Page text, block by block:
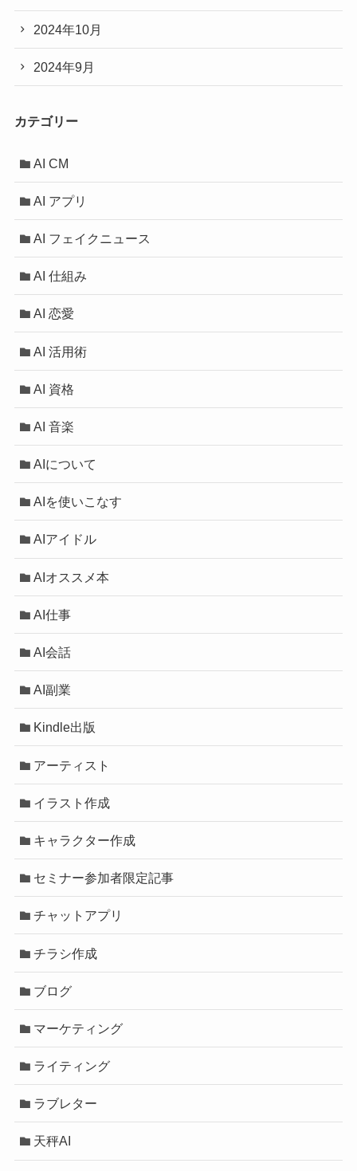
2024年10月
2024年9月
カテゴリー
AI CM
AI アプリ
AI フェイクニュース
AI 仕組み
AI 恋愛
AI 活用術
AI 資格
AI 音楽
AIについて
AIを使いこなす
AIアイドル
AIオススメ本
AI仕事
AI会話
AI副業
Kindle出版
アーティスト
イラスト作成
キャラクター作成
セミナー参加者限定記事
チャットアプリ
チラシ作成
ブログ
マーケティング
ライティング
ラブレター
天秤AI